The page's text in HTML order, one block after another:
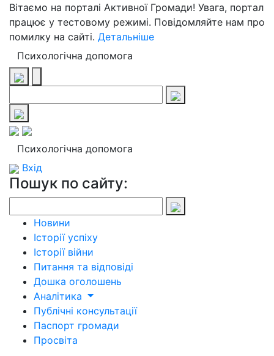
Вітаємо на порталі Активної Громади! Увага, портал
працює у тестовому режимі. Повідомляйте нам про
помилку на сайті. Детальніше
Психологічна допомога
Психологічна допомога
Вхід
Пошук по сайту:
Новини
Історії успіху
Історії війни
Питання та відповіді
Дошка оголошень
Аналітика
Публічні консультації
Паспорт громади
Просвіта